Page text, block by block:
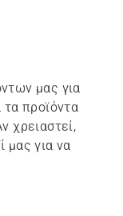
μας για
προϊόντα
χρειαστεί,
μας για να